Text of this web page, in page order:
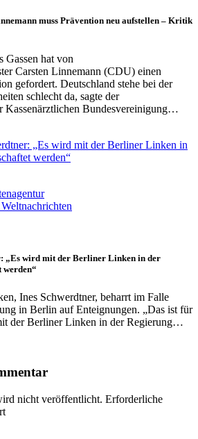
muss Prävention neu aufstellen – Kritik
Gassen hat von
Carsten Linnemann (CDU) einen
gefordert. Deutschland stehe bei der
schlecht da, sagte der
Kassenärztlichen Bundesvereinigung…
„Es wird mit der Berliner Linken in der
werden“
Ines Schwerdtner, beharrt im Falle
in Berlin auf Enteignungen. „Das ist für
der Berliner Linken in der Regierung…
nicht veröffentlicht. Erforderliche